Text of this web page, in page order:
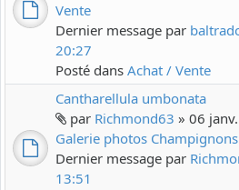
Vente
Dernier message par
20:27
Posté dans Achat / Vente
Cantharellula umbonata
par Richmond63 » 06
Galerie photos Champignons
Dernier message par
13:51